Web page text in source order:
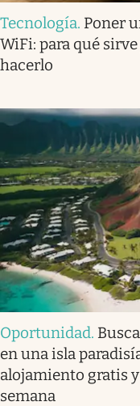
Tecnología. Poner
WiFi: para qué
hacerlo
Oportunidad.
en una isla
alojamiento gratis
semana